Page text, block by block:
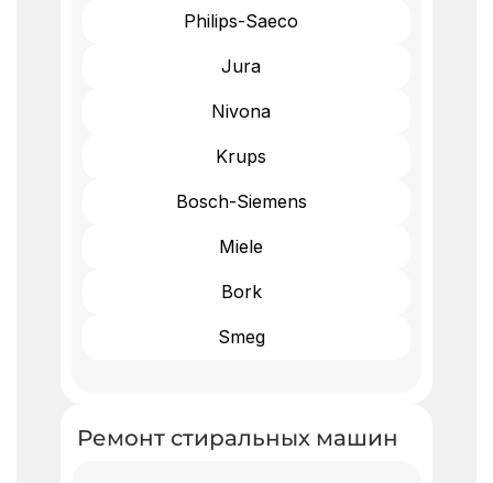
Philips-Saeco
Jura
Nivona
Krups
Bosch-Siemens
Miele
Bork
Smeg
Ремонт стиральных машин ​